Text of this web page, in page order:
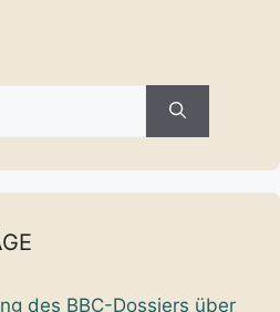
des BBC-Dossiers über